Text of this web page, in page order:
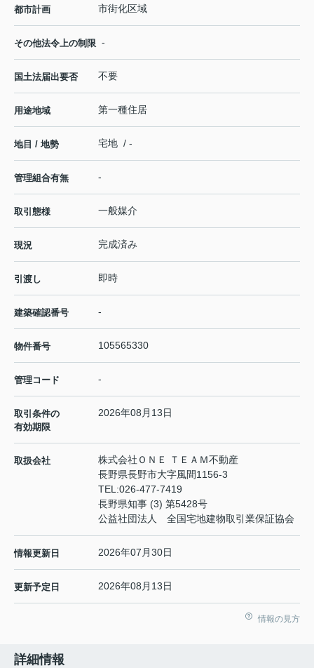
都市計画 市街化区域
その他法令上の制限 -
国土法届出要否 不要
用途地域 第一種住居
地目 / 地勢 宅地 / -
管理組合有無 -
取引態様 一般媒介
現況 完成済み
引渡し 即時
建築確認番号 -
物件番号 105565330
管理コード -
取引条件の
有効期限
2026年08月13日
取扱会社
株式会社ＯＮＥ ＴＥＡＭ不動産
長野県長野市大字風間1156-3
TEL:026-477-7419
長野県知事 (3) 第5428号
公益社団法人 全国宅地建物取引業保証協会
情報更新日 2026年07月30日
更新予定日 2026年08月13日
情報の見方
詳細情報